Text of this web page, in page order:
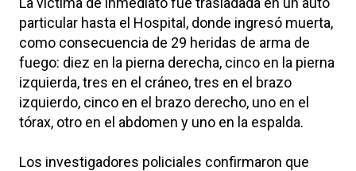
particular hasta el Hospital, donde ingresó muerta,
como consecuencia de 29 heridas de arma de
fuego: diez en la pierna derecha, cinco en la pierna
izquierda, tres en el cráneo, tres en el brazo
izquierdo, cinco en el brazo derecho, uno en el
tórax, otro en el abdomen y uno en la espalda.
Los investigadores policiales confirmaron que